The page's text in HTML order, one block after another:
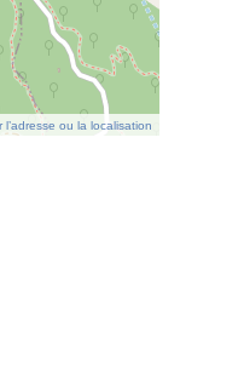
l’adresse ou la localisation